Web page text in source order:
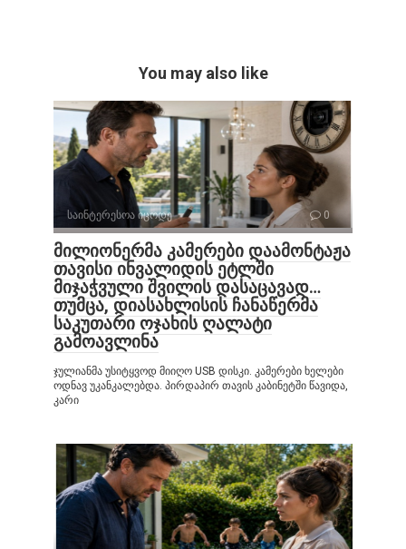
You may also like
საინტერესოა იცოდე 0
მილიონერმა კამერები დაამონტაჟა
თავისი ინვალიდის ეტლში
მიჯაჭვული შვილის დასაცავად…
თუმცა, დიასახლისის ჩანაწერმა
საკუთარი ოჯახის ღალატი
გამოავლინა
ჯულიანმა უსიტყვოდ მიიღო USB დისკი. კამერები ხელები
ოდნავ უკანკალებდა. პირდაპირ თავის კაბინეტში წავიდა,
კარი